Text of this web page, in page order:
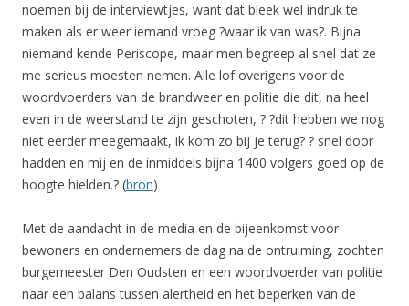
noemen bij de interviewtjes, want dat bleek wel indruk te
maken als er weer iemand vroeg ?waar ik van was?. Bijna
niemand kende Periscope, maar men begreep al snel dat ze
me serieus moesten nemen. Alle lof overigens voor de
woordvoerders van de brandweer en politie die dit, na heel
even in de weerstand te zijn geschoten, ? ?dit hebben we nog
niet eerder meegemaakt, ik kom zo bij je terug? ? snel door
hadden en mij en de inmiddels bijna 1400 volgers goed op de
hoogte hielden.? (bron)
Met de aandacht in de media en de bijeenkomst voor
bewoners en ondernemers de dag na de ontruiming, zochten
burgemeester Den Oudsten en een woordvoerder van politie
naar een balans tussen alertheid en het beperken van de